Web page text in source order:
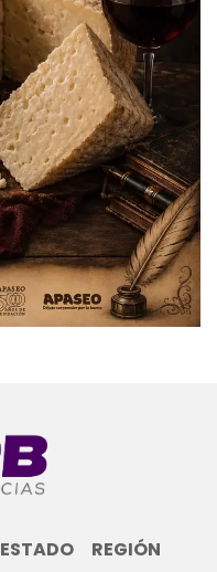
ESTADO
REGIÓN